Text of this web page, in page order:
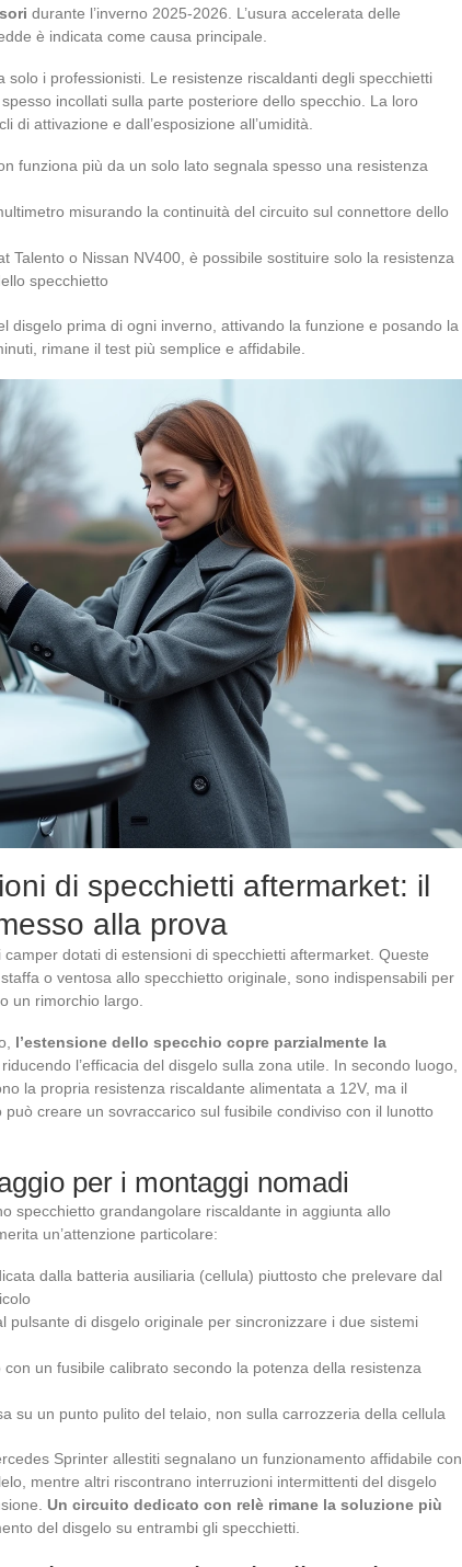
durante l’inverno 2025-2026. L’usura accelerata delle
è indicata come causa principale.
solo i professionisti. Le resistenze riscaldanti degli specchietti
incollati sulla parte posteriore dello specchio. La loro
di attivazione e dall’esposizione all’umidità.
funziona più da un solo lato segnala spesso una resistenza
misurando la continuità del circuito sul connettore dello
Talento o Nissan NV400, è possibile sostituire solo la resistenza
specchietto
disgelo prima di ogni inverno, attivando la funzione e posando la
rimane il test più semplice e affidabile.
di specchietti aftermarket: il
alla prova
camper dotati di estensioni di specchietti aftermarket. Queste
o ventosa allo specchietto originale, sono indispensabili per
un rimorchio largo.
l’estensione dello specchio copre parzialmente la
, riducendo l’efficacia del disgelo sulla zona utile. In secondo luogo,
la propria resistenza riscaldante alimentata a 12V, ma il
creare un sovraccarico sul fusibile condiviso con il lunotto
per i montaggi nomadi
specchietto grandangolare riscaldante in aggiunta allo
un’attenzione particolare:
dalla batteria ausiliaria (cellula) piuttosto che prelevare dal
pulsante di disgelo originale per sincronizzare i due sistemi
un fusibile calibrato secondo la potenza della resistenza
su un punto pulito del telaio, non sulla carrozzeria della cellula
Sprinter allestiti segnalano un funzionamento affidabile con
mentre altri riscontrano interruzioni intermittenti del disgelo
Un circuito dedicato con relè rimane la soluzione più
del disgelo su entrambi gli specchietti.